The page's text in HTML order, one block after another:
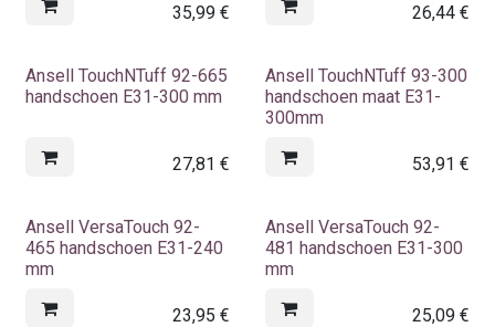
35,99€ 26,44€
Ansell TouchNTuff 92-665
handschoen E31-300 mm
27,81 €
Ansell TouchNTuff 93-300
handschoen maat E31-
300mm
53,91 €
Ansell VersaTouch 92-
465 handschoen E31-240
mm
23,95 €
Ansell VersaTouch 92-
481 handschoen E31-300
mm
25,09€